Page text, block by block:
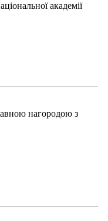
академії
нагородою з